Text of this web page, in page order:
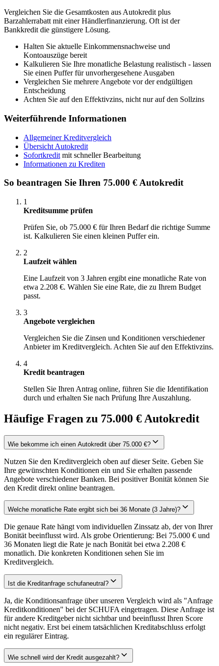
Vergleichen Sie die Gesamtkosten aus Autokredit plus
Barzahlerrabatt mit einer Händlerfinanzierung. Oft ist der
Bankkredit die günstigere Lösung.
Halten Sie aktuelle Einkommensnachweise und
Kontoauszüge bereit
Kalkulieren Sie Ihre monatliche Belastung realistisch - lassen
Sie einen Puffer für unvorhergesehene Ausgaben
Vergleichen Sie mehrere Angebote vor der endgültigen
Entscheidung
Achten Sie auf den Effektivzins, nicht nur auf den Sollzins
Weiterführende Informationen
Allgemeiner Kreditvergleich
Übersicht Autokredit
Sofortkredit mit schneller Bearbeitung
Informationen zu Krediten
So beantragen Sie Ihren 75.000 € Autokredit
1
Kreditsumme prüfen
Prüfen Sie, ob 75.000 € für Ihren Bedarf die richtige Summe
ist. Kalkulieren Sie einen kleinen Puffer ein.
2
Laufzeit wählen
Eine Laufzeit von 3 Jahren ergibt eine monatliche Rate von
etwa 2.208 €. Wählen Sie eine Rate, die zu Ihrem Budget
passt.
3
Angebote vergleichen
Vergleichen Sie die Zinsen und Konditionen verschiedener
Anbieter im Kreditvergleich. Achten Sie auf den Effektivzins.
4
Kredit beantragen
Stellen Sie Ihren Antrag online, führen Sie die Identifikation
durch und erhalten Sie nach Prüfung Ihre Auszahlung.
Häufige Fragen zu 75.000 € Autokredit
Wie bekomme ich einen Autokredit über 75.000 €?
Nutzen Sie den Kreditvergleich oben auf dieser Seite. Geben Sie
Ihre gewünschten Konditionen ein und Sie erhalten passende
Angebote verschiedener Banken. Bei positiver Bonität können Sie
den Kredit direkt online beantragen.
Welche monatliche Rate ergibt sich bei 36 Monate (3 Jahre)?
Die genaue Rate hängt vom individuellen Zinssatz ab, der von Ihrer
Bonität beeinflusst wird. Als grobe Orientierung: Bei 75.000 € und
36 Monaten liegt die Rate je nach Bonität bei etwa 2.208 €
monatlich. Die konkreten Konditionen sehen Sie im
Kreditvergleich.
Ist die Kreditanfrage schufaneutral?
Ja, die Konditionsanfrage über unseren Vergleich wird als "Anfrage
Kreditkonditionen" bei der SCHUFA eingetragen. Diese Anfrage ist
für andere Kreditgeber nicht sichtbar und beeinflusst Ihren Score
nicht negativ. Erst bei einem tatsächlichen Kreditabschluss erfolgt
ein regulärer Eintrag.
Wie schnell wird der Kredit ausgezahlt?